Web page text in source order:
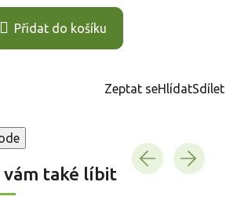
Přidat do košíku
Zeptat seHlídatSdílet
vám také líbit